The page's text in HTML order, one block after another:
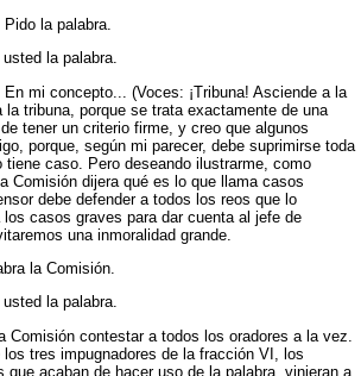
Pido la palabra.
la palabra.
En mi concepto... (Voces: ¡Tribuna! Asciende a la
la tribuna, porque se trata exactamente de una
tener un criterio firme, y creo que algunos
porque, según mi parecer, debe suprimirse toda
tiene caso. Pero deseando ilustrarme, como
Comisión dijera qué es lo que llama casos
debe defender a todos los reos que lo
casos graves para dar cuenta al jefe de
una inmoralidad grande.
la Comisión.
la palabra.
Comisión contestar a todos los oradores a la vez.
los tres impugnadores de la fracción VI, los
que acaban de hacer uso de la palabra, vinieran a